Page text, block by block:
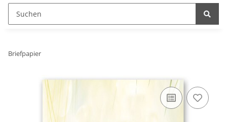
Briefpapier